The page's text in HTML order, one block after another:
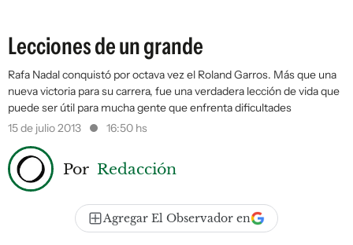
Lecciones de un grande
Rafa Nadal conquistó por octava vez el Roland Garros. Más que una
nueva victoria para su carrera, fue una verdadera lección de vida que
puede ser útil para mucha gente que enfrenta dificultades
15 de julio 2013
16:50 hs
Por Redacción
Agregar El Observador en